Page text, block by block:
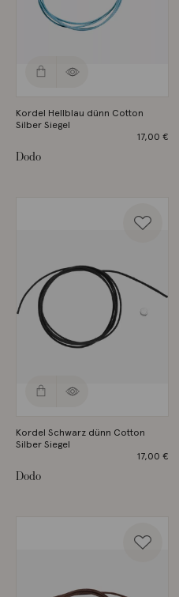
Kordel Hellblau dünn Cotton
Silber Siegel
17,00 €
Dodo
Kordel Schwarz dünn Cotton
Silber Siegel
17,00 €
Dodo